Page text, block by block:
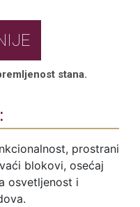
stana.
prostrani
blokovi, osećaj
osvetljenost i